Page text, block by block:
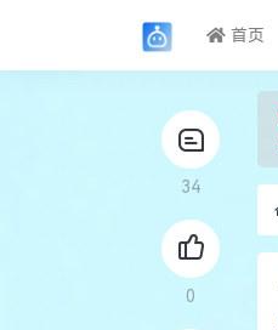
首页
34
0